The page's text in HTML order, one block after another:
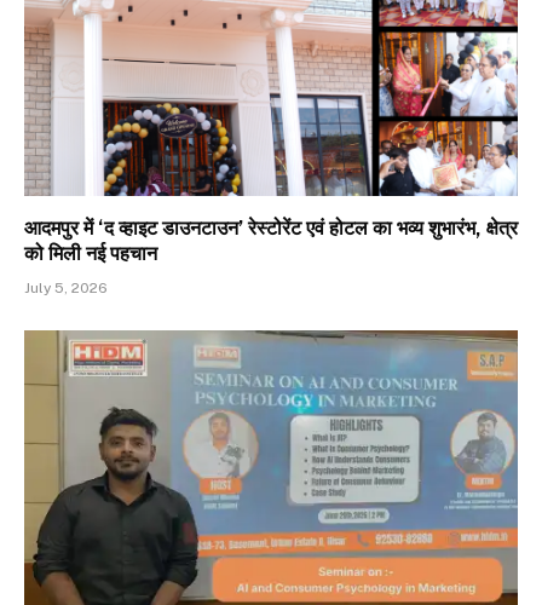
आदमपुर में ‘द व्हाइट डाउनटाउन’ रेस्टोरेंट एवं होटल का भव्य शुभारंभ, क्षेत्र
को मिली नई पहचान
July 5, 2026